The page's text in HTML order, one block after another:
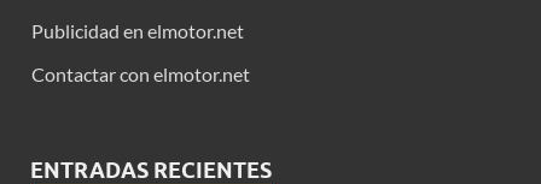
Publicidad en elmotor.net
Contactar con elmotor.net
ENTRADAS RECIENTES